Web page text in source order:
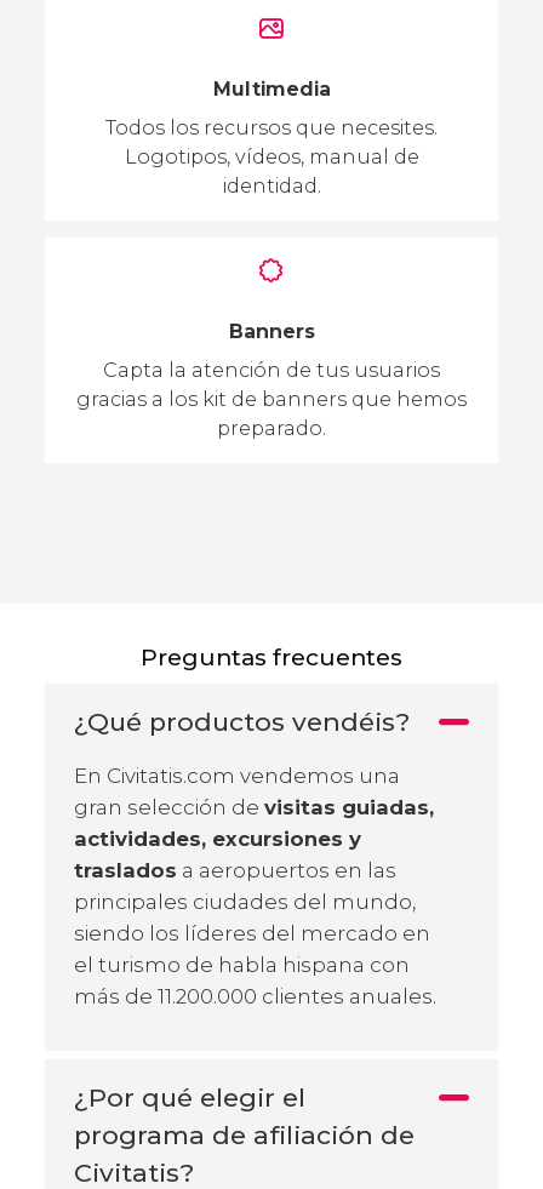
Multimedia
Todos los recursos que necesites.
Logotipos, vídeos, manual de
identidad.
Banners
Capta la atención de tus usuarios
gracias a los kit de banners que hemos
preparado.
Preguntas frecuentes
¿Qué productos vendéis?
En Civitatis.com vendemos una
gran selección de visitas guiadas,
actividades, excursiones y
traslados a aeropuertos en las
principales ciudades del mundo,
siendo los líderes del mercado en
el turismo de habla hispana con
más de 11.200.000 clientes anuales.
¿Por qué elegir el
programa de afiliación de
Civitatis?